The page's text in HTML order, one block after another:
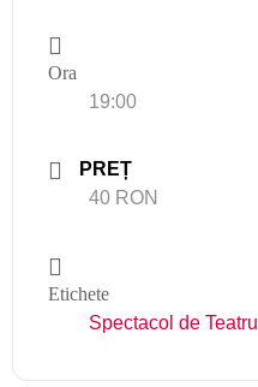
Ora
19:00
PREȚ
40 RON
Etichete
Spectacol de Teatru